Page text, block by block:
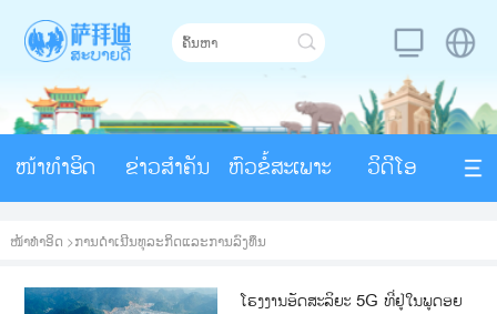
ໜ້າທຳອິດ ຂ່າວສຳຄັນ ຫົວຂໍ້ສະເພາະ ວິດີໂອ
ໜ້າທຳອິດ >ການດໍາເນີນທຸລະກິດແລະການລົງທຶນ
ໂຮງງານອັດສະລິຍະ 5G ທີ່ຢູ່ໃນພູດອຍ